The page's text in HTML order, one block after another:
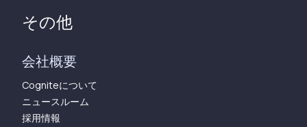
その他
会社概要
Cogniteについて
ニュースルーム
採用情報